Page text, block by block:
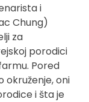
i
Chung)
za
porodici
Pored
okruženje, oni
i šta je